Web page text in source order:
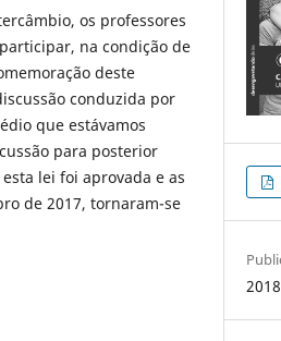
os professores
na condição de
deste
conduzida por
que estávamos
para posterior
lei foi aprovada e as
de 2017, tornaram-se